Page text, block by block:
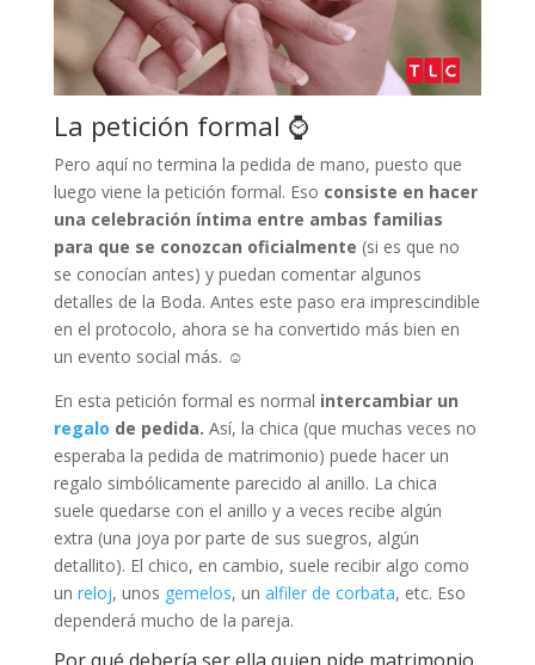
La petición formal ⌚
Pero aquí no termina la pedida de mano, puesto que
luego viene la petición formal. Eso consiste en hacer
una celebración íntima entre ambas familias
para que se conozcan oficialmente (si es que no
se conocían antes) y puedan comentar algunos
detalles de la Boda. Antes este paso era imprescindible
en el protocolo, ahora se ha convertido más bien en
un evento social más. ☺️
En esta petición formal es normal intercambiar un
regalo de pedida. Así, la chica (que muchas veces no
esperaba la pedida de matrimonio) puede hacer un
regalo simbólicamente parecido al anillo. La chica
suele quedarse con el anillo y a veces recibe algún
extra (una joya por parte de sus suegros, algún
detallito). El chico, en cambio, suele recibir algo como
un reloj, unos gemelos, un alfiler de corbata, etc. Eso
dependerá mucho de la pareja.